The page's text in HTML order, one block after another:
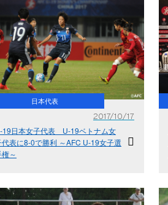
日本代表
2017/10/17
19日本女子代表 U-19ベトナム女
代表に8-0で勝利 ～AFC U-19女子選
～